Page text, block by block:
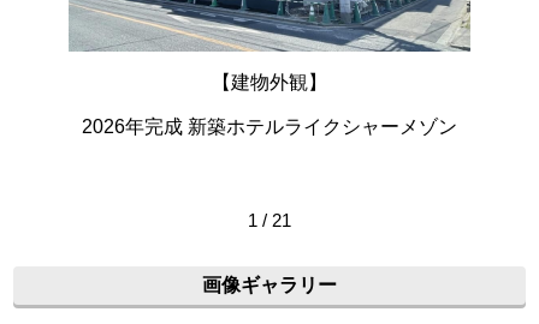
【建物外観】
2026年完成 新築ホテルライクシャーメゾン
1 / 21
画像ギャラリー